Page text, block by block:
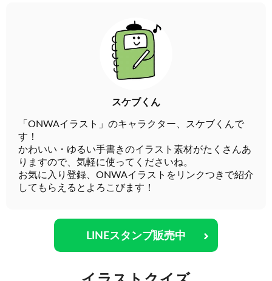
スケブくん
「ONWAイラスト」のキャラクター、スケブくんで
す！
かわいい・ゆるい手書きのイラスト素材がたくさんあ
りますので、気軽に使ってくださいね。
お気に入り登録、ONWAイラストをリンクつきで紹介
してもらえるとよろこびます！
LINEスタンプ販売中